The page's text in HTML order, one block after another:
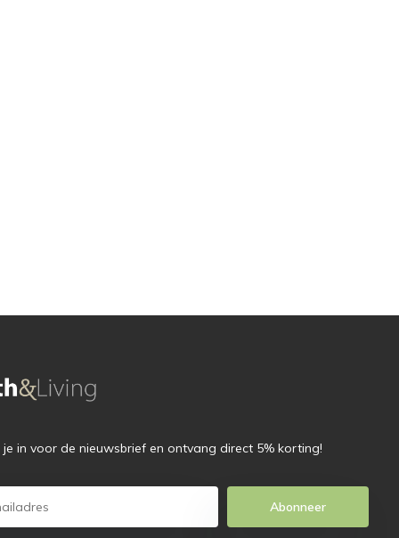
je in voor de nieuwsbrief en ontvang direct 5% korting!
Abonneer